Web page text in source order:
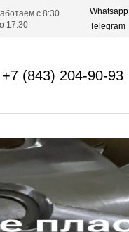
с 8:30
17:30
Whatsapp
Telegram
+7 (843) 204-90-93